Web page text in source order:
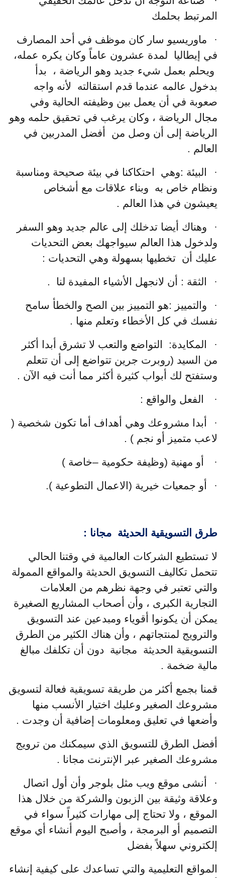
المرتبط بحلمك
·
ماوريسيو سار كان موظف في أحد المصارف
في إيطاليا لمدة عشرون عاماً وكان يكره عمله،
ويحلم بعمل شيء جديد وهو الرياضة ، بدأ
بدخول عالمه عندما قدم استقالته لأنه واجه
صعوبة في أن يعمل بين وظيفته الحالية وفي
مجال الرياضة ، وكان يرغب في تحقيق حلمه وهو
الرياضة إلى أن وصل من أفضل المدربين في
العالم .
·
البيئة :وهي احتكاكنا في بيئة صحيحة ومناسبة
ونظام خاص به وبناء علاقات مع أشخاص
يعيشون في هذا العالم .
·
وهناك أيضا تدخلك إلى عالم جديد وهو السفر
ولدخول هذا العالم سيواجهك بعض التحديات
عليك أن تخطيها بسهولة وهي التحديات :
·
الثقة : أن لانجهل الأشياء المفيدة لنا .
·
والتمييز :هو التمييز بين الصح والخطأ سامح
نفسك في كل الأخطاء وتعلم منها .
·
المكايدة: التواضع والتعب لا تشرق أبدا أكثر
من السيد (روبرت جرين تتواضع إلى أن تتعلم
وستفتح لك أبواب كثيرة أكثر مما أنت فيه الآن .
·
الفعل والواقع :
·
أبدا مشروعك وهي أهداف أما تكون شخصية (
لاعب متميز أو نجم ) .
·
أو مهنية (وظيفة حكومية –خاصة )
·
أو جمعيات خيرية (الاعمال التطوعية ).
طرق التسويقية الحديثة مجانا :
لا تستطيع الشركات العالمية في وقتنا الحالي
تتحمل تكاليف التسويق الحديثة والمواقع الممولة
والتي تعتبر في وجهة نظرهم من العلامات
التجارية الكبرى ، وأن أصحاب المشاريع الصغيرة
يمكن أن يكونوا أقوياء ومبدعين عند التسويق
والترويج لمنتجاتهم ، وأن هناك الكثير من الطرق
التسويقية الحديثة مجانية دون أن تكلفك مبالغ
مالية ضخمة .
قمنا بجمع أكثر من طريقة تسويقية فعالة لتسويق
مشروعك الصغير وعليك اختيار الأنسب منها
وأضعها في تعليق ومعلومات إضافية أن وجدت .
أفضل الطرق للتسويق الذي سيمكنك من ترويج
مشروعك الصغير عبر الإنترنت مجانا .
·
أنشى موقع ويب مثل بلوجر وأن أول اتصال
وعلاقة وثيقة بين الزبون والشركة من خلال هذا
الموقع ، ولا تحتاج إلى مهارات كثيراً سواء في
التصميم أو البرمجة ، وأصبح اليوم أنشاء أي موقع
إلكتروني سهلاً بفضل
المواقع التعليمية والتي تساعدك على كيفية إنشاء